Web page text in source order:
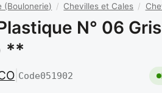
(Boulonerie) / Chevilles et Cales /
N° 06 Gris
**
Code051902